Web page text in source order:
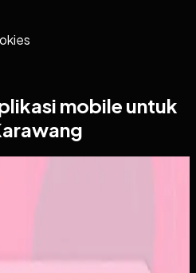
mobile untuk